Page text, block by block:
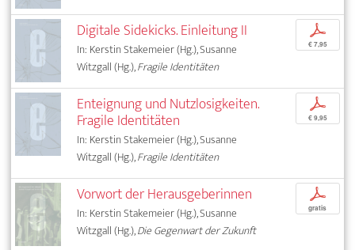
Digitale Sidekicks. Einleitung II
In: Kerstin Stakemeier (Hg.), Susanne
Witzgall (Hg.),Fragile Identitäten
p
€ 7,95
Enteignung und Nutzlosigkeiten.
Fragile Identitäten
In: Kerstin Stakemeier (Hg.), Susanne
Witzgall (Hg.),Fragile Identitäten
p
€ 9,95
Vorwort der Herausgeberinnen
In: Kerstin Stakemeier (Hg.), Susanne
Witzgall (Hg.),Die Gegenwart der Zukunft
p
gratis